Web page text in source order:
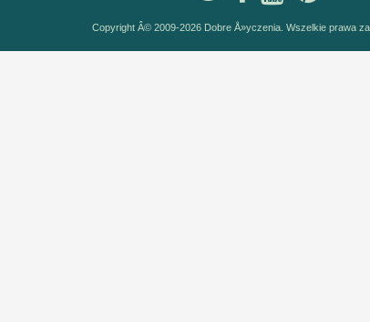
Copyright Â© 2009-2026 Dobre Å»yczenia. Wszelkie prawa